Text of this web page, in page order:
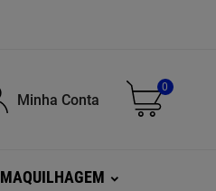
Minha Conta
0
MAQUILHAGEM